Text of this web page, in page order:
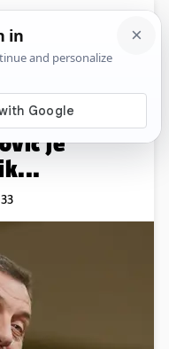
Komentari
svoj
je